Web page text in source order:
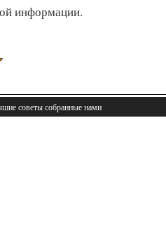
информации.
советы собранные нами